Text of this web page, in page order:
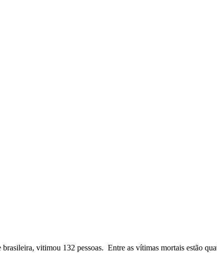
vitimou 132 pessoas. Entre as vítimas mortais estão